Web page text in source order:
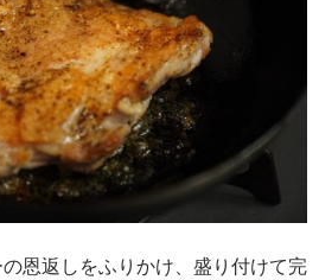
恩返しをふりかけ、盛り付けて完